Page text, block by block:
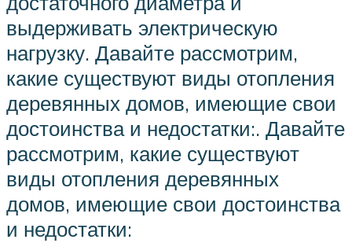
выдерживать электрическую
нагрузку. Давайте рассмотрим,
какие существуют виды отопления
деревянных домов, имеющие свои
достоинства и недостатки:. Давайте
рассмотрим, какие существуют
виды отопления деревянных
домов, имеющие свои достоинства
и недостатки: